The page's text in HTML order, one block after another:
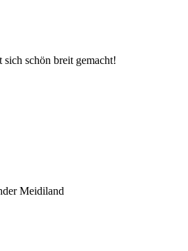
schön breit gemacht!
Meidiland